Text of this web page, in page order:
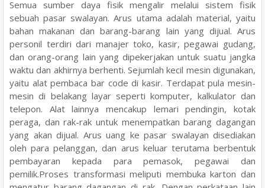
Semua sumber daya fisik mengalir melalui sistem fisik
sebuah pasar swalayan. Arus utama adalah material, yaitu
bahan makanan dan barang-barang lain yang dijual. Arus
personil terdiri dari manajer toko, kasir, pegawai gudang,
dan orang-orang lain yang dipekerjakan untuk suatu jangka
waktu dan akhirnya berhenti. Sejumlah kecil mesin digunakan,
yaitu alat pembaca bar code di kasir. Terdapat pula mesin-
mesin di belakang layar seperti komputer, kalkulator dan
telepon. Alat lainnya mencakup lemari pendingin, kotak
peraga, dan rak-rak untuk menempatkan barang dagangan
yang akan dijual. Arus uang ke pasar swalayan disediakan
oleh para pelanggan, dan arus keluar terutama berbentuk
pembayaran kepada para pemasok, pegawai dan
pemilik.Proses transformasi meliputi membuka karton dan